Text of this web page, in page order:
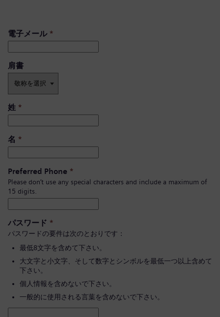
電子メール*
肩書 ​
姓 *
名 *
Preferred Phone *
Please don’t use any special characters and include a maximum of
15 digits.
パスワード *
パスワードの要件は次のとおりです：
最低8文字を含めて下さい。
大文字と小文字、そして数字とシンボルを最低一つ以上含めて
下さい。
個人情報を含めないで下さい。
一般的に使用される言葉を含めないで下さい。